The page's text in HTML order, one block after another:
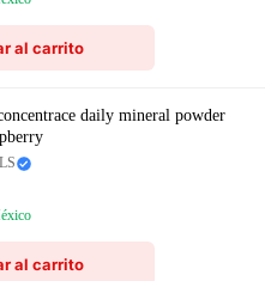
al carrito
daily mineral powder
al carrito